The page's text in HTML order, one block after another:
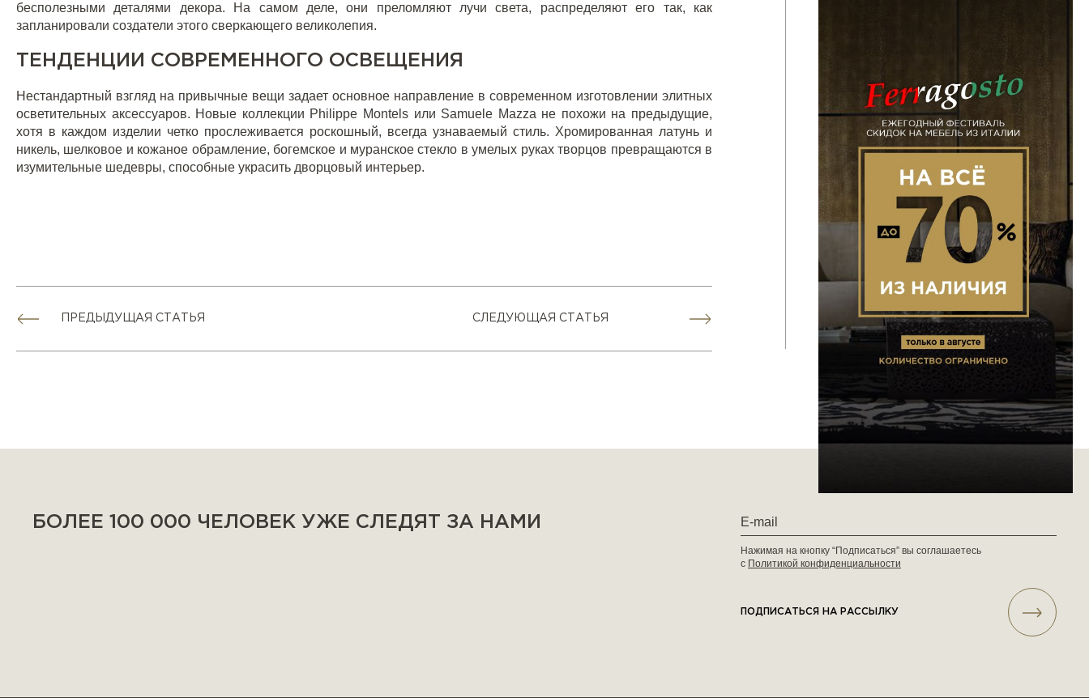
бесполезными деталями декора. На самом деле, они преломляют лучи света, распределяют его так, как
запланировали создатели этого сверкающего великолепия.
ТЕНДЕНЦИИ СОВРЕМЕННОГО ОСВЕЩЕНИЯ
Нестандартный взгляд на привычные вещи задает основное направление в современном изготовлении элитных
осветительных аксессуаров. Новые коллекции Philippe Montels или Samuele Mazza не похожи на предыдущие,
хотя в каждом изделии четко прослеживается роскошный, всегда узнаваемый стиль. Хромированная латунь и
никель, шелковое и кожаное обрамление, богемское и муранское стекло в умелых руках творцов превращаются в
изумительные шедевры, способные украсить дворцовый интерьер.
ПРЕДЫДУЩАЯ СТАТЬЯ СЛЕДУЮЩАЯ СТАТЬЯ
БОЛЕЕ 100 000 ЧЕЛОВЕК УЖЕ СЛЕДЯТ ЗА НАМИ
Нажимая на кнопку “Подписаться” вы соглашаетесь
с Политикой конфиденциальности
ПОДПИСАТЬСЯ НА РАССЫЛКУ